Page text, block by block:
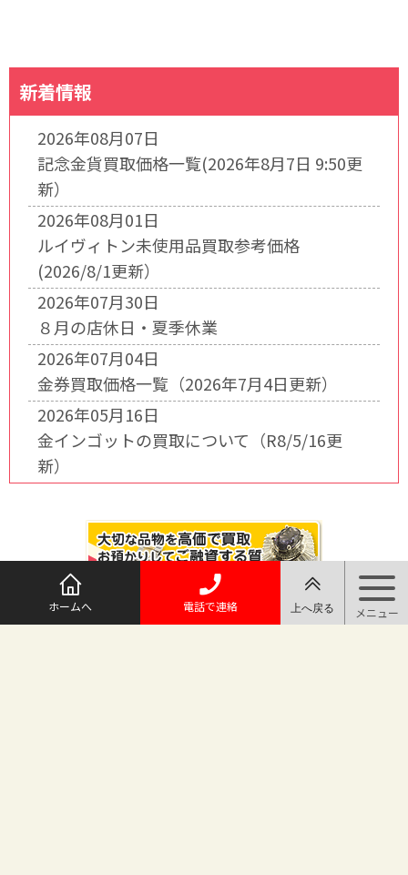
新着情報
2026年08月07日
記念金貨買取価格一覧(2026年8月7日 9:50更
新）
2026年08月01日
ルイヴィトン未使用品買取参考価格
(2026/8/1更新）
2026年07月30日
８月の店休日・夏季休業
2026年07月04日
金券買取価格一覧（2026年7月4日更新）
2026年05月16日
金インゴットの買取について（R8/5/16更
新）
ホームへ 電話で連絡